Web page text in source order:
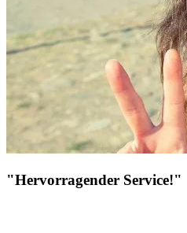
"Hervorragender Service!"